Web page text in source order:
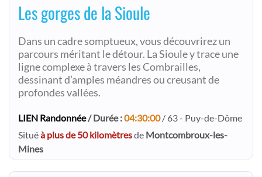
Les gorges de la Sioule
Dans un cadre somptueux, vous découvrirez un
parcours méritant le détour. La Sioule y trace une
ligne complexe à travers les Combrailles,
dessinant d’amples méandres ou creusant de
profondes vallées.
LIEN Randonnée/ Durée :04:30:00/ 63 - Puy-de-Dôme
Situéà plus de 50 kilomètresde Montcombroux-les-
Mines